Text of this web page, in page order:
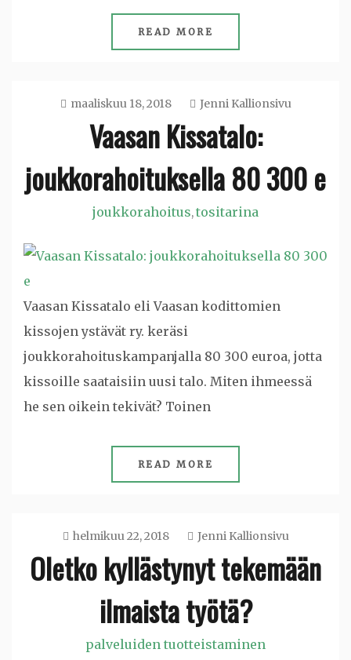
READ MORE
maaliskuu 18, 2018 Jenni Kallionsivu
Vaasan Kissatalo:
joukkorahoituksella 80 300 e
joukkorahoitus,tositarina
Vaasan Kissatalo eli Vaasan kodittomien
kissojen ystävät ry. keräsi
joukkorahoituskampanjalla 80 300 euroa, jotta
kissoille saataisiin uusi talo. Miten ihmeessä
he sen oikein tekivät? Toinen
READ MORE
helmikuu 22, 2018 Jenni Kallionsivu
Oletko kyllästynyt tekemään
ilmaista työtä?
palveluiden tuotteistaminen